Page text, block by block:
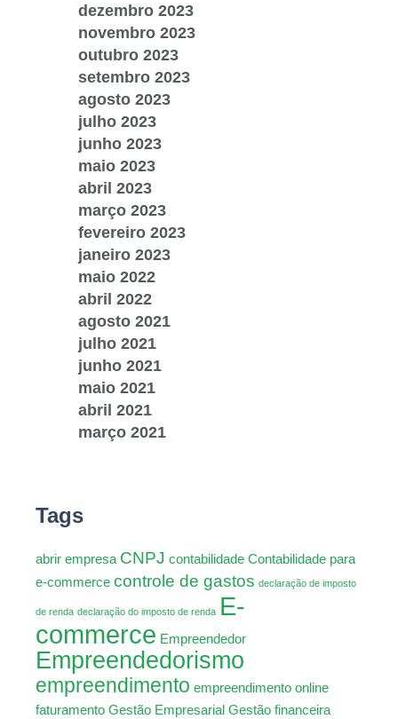
dezembro 2023
novembro 2023
outubro 2023
setembro 2023
agosto 2023
julho 2023
junho 2023
maio 2023
abril 2023
março 2023
fevereiro 2023
janeiro 2023
maio 2022
abril 2022
agosto 2021
julho 2021
junho 2021
maio 2021
abril 2021
março 2021
Tags
abrir empresa CNPJ contabilidade Contabilidade para
e-commerce controle de gastos declaração de imposto
de renda declaração do imposto de renda E-
commerce Empreendedor
Empreendedorismo
empreendimento empreendimento online
faturamento Gestão Empresarial Gestão financeira